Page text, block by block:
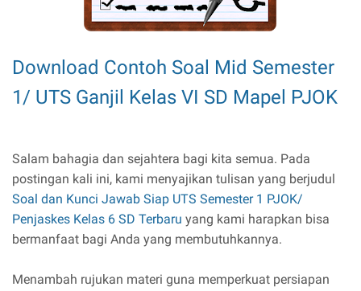
Download Contoh Soal Mid Semester
1/ UTS Ganjil Kelas VI SD Mapel PJOK
Salam bahagia dan sejahtera bagi kita semua. Pada
postingan kali ini, kami menyajikan tulisan yang berjudul
Soal dan Kunci Jawab Siap UTS Semester 1 PJOK/
Penjaskes Kelas 6 SD Terbaru yang kami harapkan bisa
bermanfaat bagi Anda yang membutuhkannya.
Menambah rujukan materi guna memperkuat persiapan